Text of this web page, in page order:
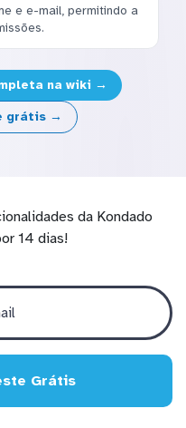
e e-mail, permitindo a
na wiki →
grátis →
da Kondado
14 dias!
Grátis